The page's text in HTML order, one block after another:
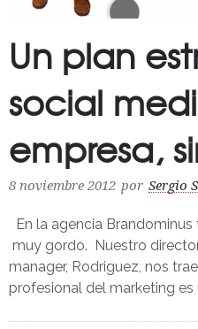
Un plan
social
empresa,
8 noviembre 2012 por Sergio
En la agencia
muy gordo. Nuestro
manager, Rodriguez, nos
profesional del marketing es